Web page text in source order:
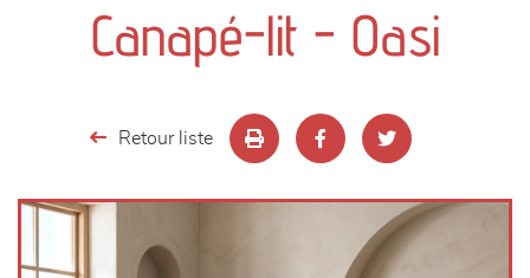
séjours
chambres et dressing
Canapé-lit - Oasi
Retour liste